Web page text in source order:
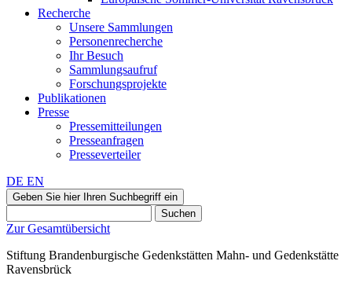
Recherche
Unsere Sammlungen
Personenrecherche
Ihr Besuch
Sammlungsaufruf
Forschungsprojekte
Publikationen
Presse
Pressemitteilungen
Presseanfragen
Presseverteiler
DE EN
Geben Sie hier Ihren Suchbegriff ein
Suchen
Zur Gesamtübersicht
Stiftung Brandenburgische Gedenkstätten Mahn‑ und Gedenkstätte
Ravensbrück